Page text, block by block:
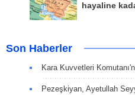
hayaline
Son Haberler
Kara Kuvvetleri
Pezeşkiyan, Ayetullah